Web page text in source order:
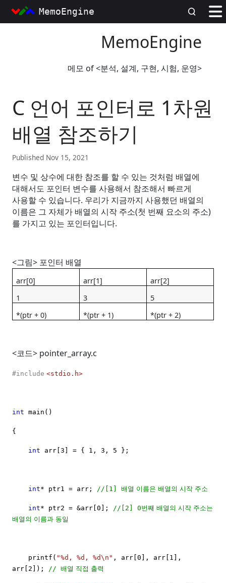
MemoEngine
MemoEngine
메모 of <분석, 설계, 구현, 시험, 운영>
C 언어 포인터로 1차원
배열 참조하기
Published Nov 15, 2021
변수 및 상수에 대한 참조를 할 수 있는 것처럼 배열에
대해서도 포인터 변수를 사용해서 참조해서 빠르게
사용할 수 있습니다. 우리가 지금까지 사용했던 배열의
이름은 그 자체가 배열의 시작 주소(첫 번째 요소의 주소)
를 가지고 있는 포인터입니다.
<그림> 포인터 배열
arr[0] arr[1]
arr[2]
1
3
5
*(ptr + 0)
*(ptr + 1) *(ptr + 2)
<코드> pointer_array.c
#include <stdio.h>
int main()
{
int arr[3] = { 1, 3, 5 };
int* ptr1 = arr; //[1] 배열 이름은 배열의 시작 주소
int* ptr2 = &arr[0]; //[2] 0번째 배열의 시작 주소는
배열의 이름과 동일
printf( "%d, %d, %d\n" , arr[0], arr[1],
arr[2]);
// 배열 직접 출력